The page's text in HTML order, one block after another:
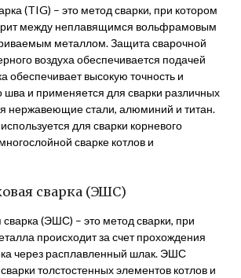
(TIG) – это метод сварки, при котором
между неплавящимся вольфрамовым
металлом. Защита сварочной
воздуха обеспечивается подачей
обеспечивает высокую точность и
шва и применяется для сварки различных
нержавеющие стали, алюминий и титан.
для сварки корневого
сварке котлов и
сварка (ЭШС)
(ЭШС) – это метод сварки, при
происходит за счет прохождения
через расплавленный шлак. ЭШС
толстостенных элементов котлов и